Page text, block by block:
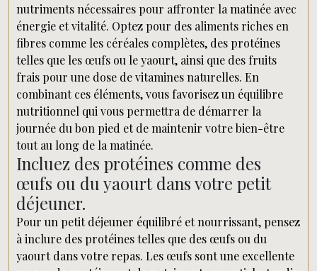
nutriments nécessaires pour affronter la matinée avec
énergie et vitalité. Optez pour des aliments riches en
fibres comme les céréales complètes, des protéines
telles que les œufs ou le yaourt, ainsi que des fruits
frais pour une dose de vitamines naturelles. En
combinant ces éléments, vous favorisez un équilibre
nutritionnel qui vous permettra de démarrer la
journée du bon pied et de maintenir votre bien-être
tout au long de la matinée.
Incluez des protéines comme des
œufs ou du yaourt dans votre petit
déjeuner.
Pour un petit déjeuner équilibré et nourrissant, pensez
à inclure des protéines telles que des œufs ou du
yaourt dans votre repas. Les œufs sont une excellente